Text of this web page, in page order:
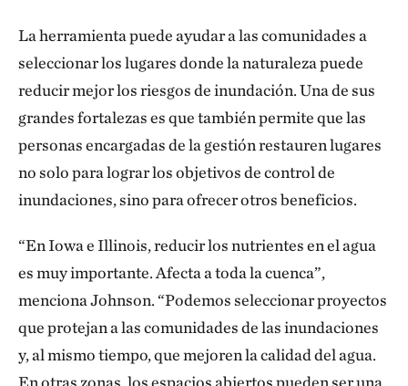
La herramienta puede ayudar a las comunidades a
seleccionar los lugares donde la naturaleza puede
reducir mejor los riesgos de inundación. Una de sus
grandes fortalezas es que también permite que las
personas encargadas de la gestión restauren lugares
no solo para lograr los objetivos de control de
inundaciones, sino para ofrecer otros beneficios.
“En Iowa e Illinois, reducir los nutrientes en el agua
es muy importante. Afecta a toda la cuenca”,
menciona Johnson. “Podemos seleccionar proyectos
que protejan a las comunidades de las inundaciones
y, al mismo tiempo, que mejoren la calidad del agua.
En otras zonas, los espacios abiertos pueden ser una